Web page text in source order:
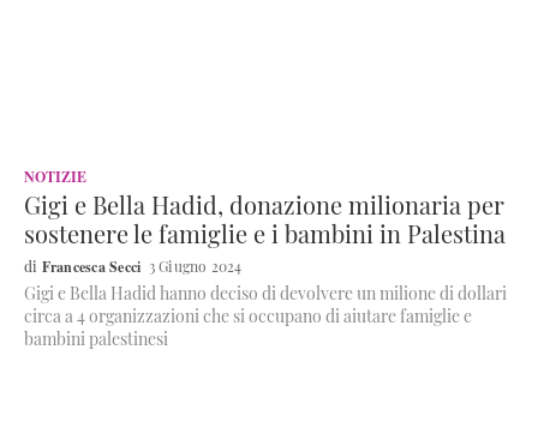
NOTIZIE
Gigi e Bella Hadid, donazione milionaria per
sostenere le famiglie e i bambini in Palestina
Francesca Secci 3 Giugno 2024
Gigi e Bella Hadid hanno deciso di devolvere un milione di dollari
circa a 4 organizzazioni che si occupano di aiutare famiglie e
bambini palestinesi